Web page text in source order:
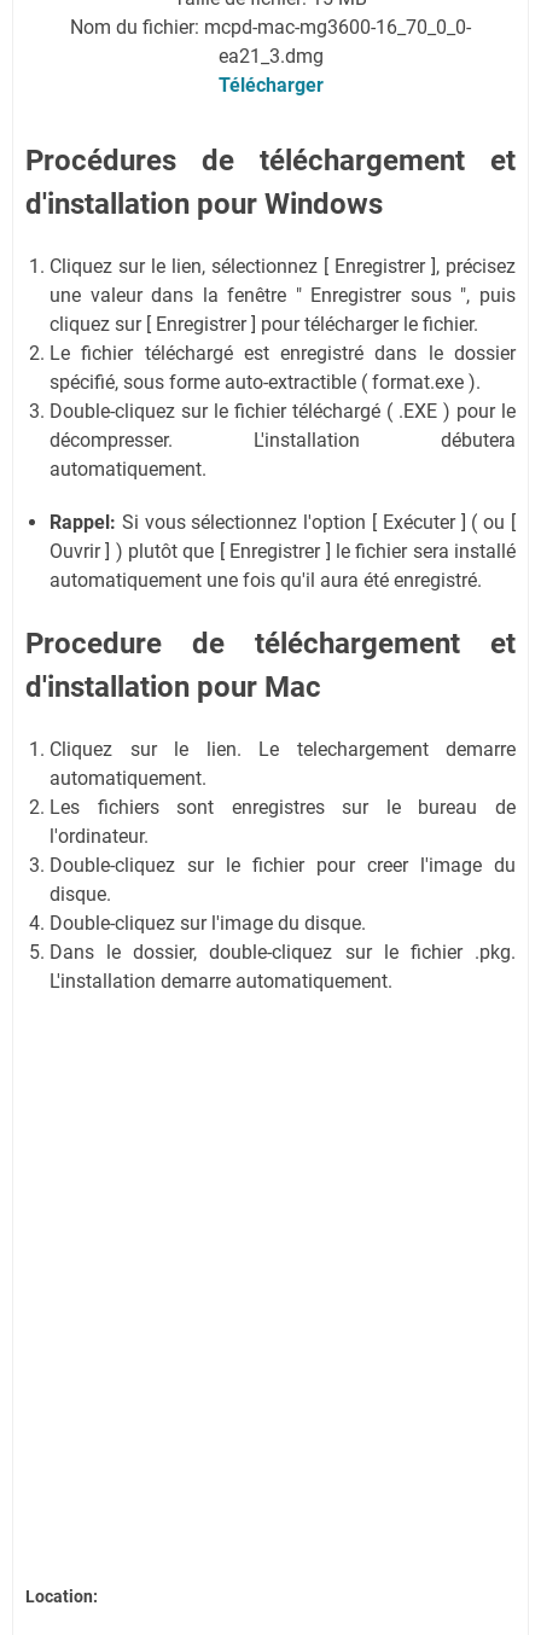
Nom du fichier: mcpd-mac-mg3600-16_70_0_0-
ea21_3.dmg
Télécharger
Procédures de téléchargement et
d'installation pour Windows
Cliquez sur le lien, sélectionnez [ Enregistrer ], précisez
une valeur dans la fenêtre " Enregistrer sous ", puis
cliquez sur [ Enregistrer ] pour télécharger le fichier.
Le fichier téléchargé est enregistré dans le dossier
spécifié, sous forme auto-extractible ( format.exe ).
Double-cliquez sur le fichier téléchargé ( .EXE ) pour le
décompresser. L'installation débutera
automatiquement.
Rappel: Si vous sélectionnez l'option [ Exécuter ] ( ou [
Ouvrir ] ) plutôt que [ Enregistrer ] le fichier sera installé
automatiquement une fois qu'il aura été enregistré.
Procedure de téléchargement et
d'installation pour Mac
Cliquez sur le lien. Le telechargement demarre
automatiquement.
Les fichiers sont enregistres sur le bureau de
l'ordinateur.
Double-cliquez sur le fichier pour creer l'image du
disque.
Double-cliquez sur l'image du disque.
Dans le dossier, double-cliquez sur le fichier .pkg.
L'installation demarre automatiquement.
Location: